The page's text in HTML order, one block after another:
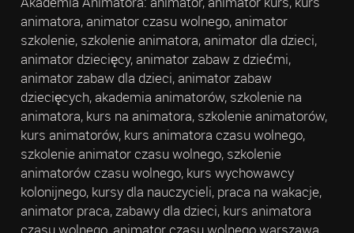
animatora, animator czasu wolnego, animator
szkolenie, szkolenie animatora, animator dla dzieci,
animator dziecięcy, animator zabaw z dziećmi,
animator zabaw dla dzieci, animator zabaw
dziecięcych, akademia animatorów, szkolenie na
animatora, kurs na animatora, szkolenie animatorów,
kurs animatorów, kurs animatora czasu wolnego,
szkolenie animator czasu wolnego, szkolenie
animatorów czasu wolnego, kurs wychowawcy
kolonijnego, kursy dla nauczycieli, praca na wakacje,
animator praca, zabawy dla dzieci, kurs animatora
czasu wolnego, animator czasu wolnego warszawa,